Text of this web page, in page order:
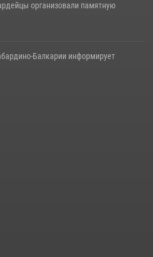
организовали памятную
Балкарии информирует